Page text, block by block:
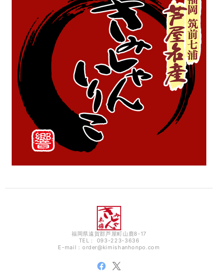
福岡県遠賀郡芦屋町山鹿8-17
TEL： 093-223-3636
E-mail： order@kimishanhonpo.com